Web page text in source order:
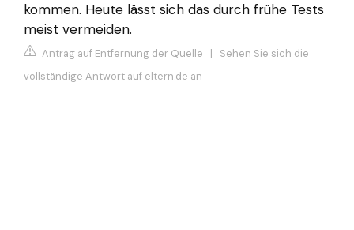
kommen. Heute lässt sich das durch frühe Tests
meist vermeiden.
Antrag auf Entfernung der Quelle | Sehen Sie sich die
vollständige Antwort auf eltern.de an